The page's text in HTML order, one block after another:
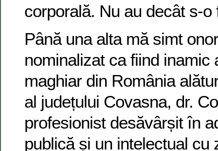
corporală. Nu au decât s-
Până una alta mă simt
nominalizat ca fiind inamic
maghiar din România
al județului Covasna, dr.
profesionist desăvârșit în
publică și un intelectual cu